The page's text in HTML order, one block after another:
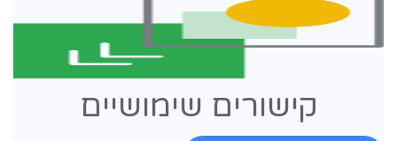
קישורים שימושיים